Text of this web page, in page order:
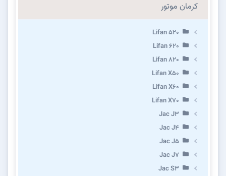
کرمان موتور
Lifan 520
Lifan 620
Lifan 820
Lifan X50
Lifan X60
Lifan X70
Jac J3
Jac J4
Jac J5
Jac J7
Jac S3